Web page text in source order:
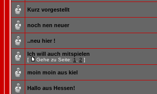
Kurz vorgestellt
noch nen neuer
..neu hier !
Ich will auch mitspielen
[ Gehe zu Seite: 1 2 ]
moin moin aus kiel
Hallo aus Hessen!